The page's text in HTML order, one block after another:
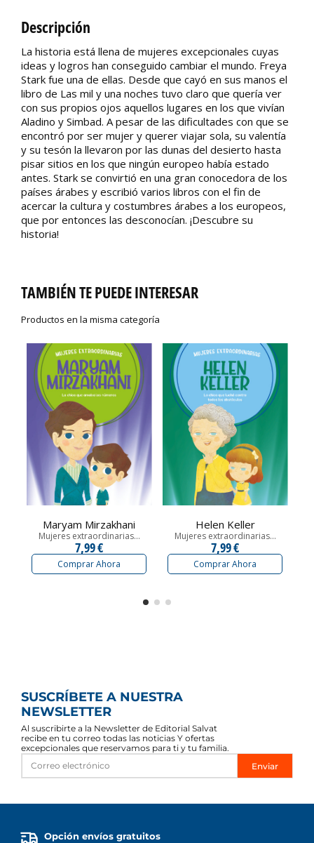
Descripción
La historia está llena de mujeres excepcionales cuyas
ideas y logros han conseguido cambiar el mundo. Freya
Stark fue una de ellas. Desde que cayó en sus manos el
libro de Las mil y una noches tuvo claro que quería ver
con sus propios ojos aquellos lugares en los que vivían
Aladino y Simbad. A pesar de las dificultades con que se
encontró por ser mujer y querer viajar sola, su valentía
y su tesón la llevaron por las dunas del desierto hasta
pisar sitios en los que ningún europeo había estado
antes. Stark se convirtió en una gran conocedora de los
países árabes y escribió varios libros con el fin de
acercar la cultura y costumbres árabes a los europeos,
que por entonces las desconocían. ¡Descubre su
historia!
TAMBIÉN TE PUEDE INTERESAR
Productos en la misma categoría
Maryam Mirzakhani
Mujeres extraordinarias...
7,99 €
Comprar Ahora
Helen Keller
Mujeres extraordinarias...
7,99 €
Comprar Ahora
SUSCRÍBETE A NUESTRA
NEWSLETTER
Al suscribirte a la Newsletter de Editorial Salvat
recibe en tu correo todas las noticias Y ofertas
excepcionales que reservamos para ti y tu familia.
Enviar
Opción envíos gratuitos